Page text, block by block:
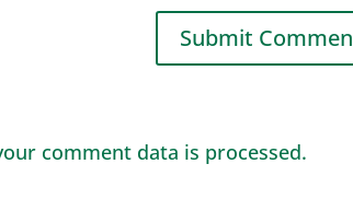
comment data is processed.